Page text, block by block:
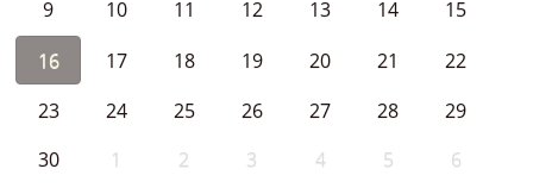
9
10 11 12 13 14
15
16
17 18 19 20 21
22
23
24 25 26 27 28
29
30
1 2 3 4 5 6